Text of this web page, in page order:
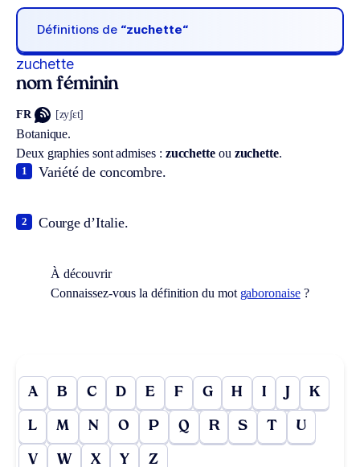
Définitions de “zuchette“
zuchette
nom féminin
FR [zyʃɛt]
Botanique.
Deux graphies sont admises : zucchetteou zuchette.
Variété de concombre.
1
Courge d’Italie.
2
À découvrir
Connaissez-vous la définition du mot gaboronaise?
A B C D E F G H I J K
L M N O P Q R S T U
V W X Y Z